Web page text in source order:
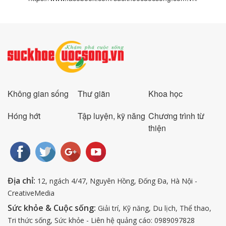
Không gian sống Thư giãn
Khoa học
Hóng hớt
Tập luyện, kỹ năng Chương trình từ
thiện
Địa chỉ: 12, ngách 4/47, Nguyên Hồng, Đống Đa, Hà Nội -
CreativeMedia
Sức khỏe & Cuộc sống: Giải trí, Kỹ năng, Du lịch, Thể thao,
Tri thức sống, Sức khỏe - Liên hệ quảng cáo: 0989097828